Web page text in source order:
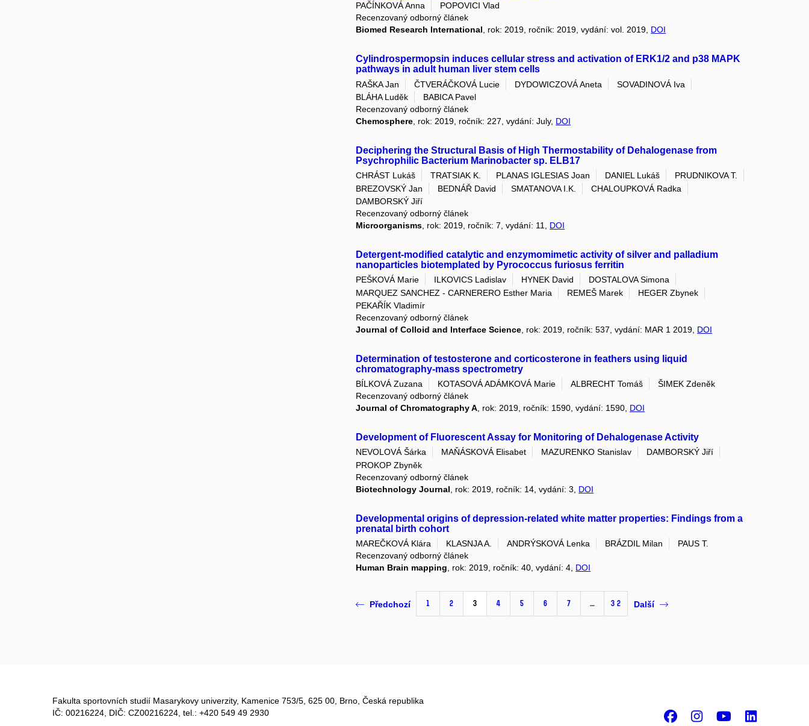
PAČÍNKOVÁ Anna
POPOVICI Vlad
Recenzovaný odborný článek
Biomed Research International, rok: 2019, ročník: 2019, vydání: vol. 2019, DOI
Cylindrospermopsin induces cellular stress and activation of ERK1/2 and p38 MAPK
pathways in adult human liver stem cells
RAŠKA Jan ČTVERÁČKOVÁ Lucie DYDOWICZOVÁ Aneta
SOVADINOVÁ Iva
BLÁHA Luděk
BABICA Pavel
Recenzovaný odborný článek
Chemosphere , rok: 2019, ročník: 227, vydání: July, DOI
Deciphering the Structural Basis of High Thermostability of Dehalogenase from
Psychrophilic Bacterium Marinobacter sp. ELB17
CHRÁST Lukáš TRATSIAK K. PLANAS IGLESIAS Joan DANIEL Lukáš
PRUDNIKOVA T.
BREZOVSKÝ Jan
BEDNÁŘ David SMATANOVA I.K.
CHALOUPKOVÁ Radka
DAMBORSKÝ Jiří
Recenzovaný odborný článek
Microorganisms , rok: 2019, ročník: 7, vydání: 11, DOI
Detergent-modified catalytic and enzymomimetic activity of silver and palladium
nanoparticles biotemplated by Pyrococcus furiosus ferritin
PEŠKOVÁ Marie ILKOVICS Ladislav HYNEK David
DOSTALOVA Simona
MARQUEZ SANCHEZ - CARNERERO Esther Maria
REMEŠ Marek
HEGER Zbynek
PEKAŘÍK Vladimír
Recenzovaný odborný článek
Journal of Colloid and Interface Science , rok: 2019, ročník: 537, vydání: MAR 1 2019, DOI
Determination of testosterone and corticosterone in feathers using liquid
chromatography-mass spectrometry
BÍLKOVÁ Zuzana KOTASOVÁ ADÁMKOVÁ Marie ALBRECHT Tomáš
ŠIMEK Zdeněk
Recenzovaný odborný článek
Journal of Chromatography A , rok: 2019, ročník: 1590, vydání: 1590, DOI
Development of Fluorescent Assay for Monitoring of Dehalogenase Activity
NEVOLOVÁ Šárka MAŇÁSKOVÁ Elisabet MAZURENKO Stanislav
DAMBORSKÝ Jiří
PROKOP Zbyněk
Recenzovaný odborný článek
Biotechnology Journal , rok: 2019, ročník: 14, vydání: 3, DOI
Developmental origins of depression-related white matter properties: Findings from a
prenatal birth cohort
MAREČKOVÁ Klára KLASNJA A. ANDRÝSKOVÁ Lenka BRÁZDIL Milan
PAUS T.
Recenzovaný odborný článek
Human Brain mapping , rok: 2019, ročník: 40, vydání: 4, DOI
Předchozí 1 2 3 4 5 6 7 … 32 Další
Fakulta sportovních studií Masarykovy univerzity, Kamenice 753/5​, 625 00, Brno, Česká republika
IČ: 00216224, DIČ: CZ00216224, tel.: +420 549 49 2930
Facebook
Instagram
Youtube